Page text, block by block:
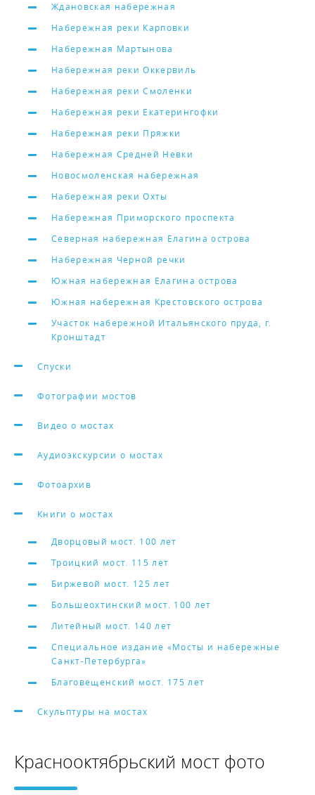
Ждановская набережная
Набережная реки Карповки
Набережная Мартынова
Набережная реки Оккервиль
Набережная реки Смоленки
Набережная реки Екатерингофки
Набережная реки Пряжки
Набережная Средней Невки
Новосмоленская набережная
Набережная реки Охты
Набережная Приморского проспекта
Северная набережная Елагина острова
Набережная Черной речки
Южная набережная Елагина острова
Южная набережная Крестовского острова
Участок набережной Итальянского пруда, г.
Кронштадт
Спуски
Фотографии мостов
Видео о мостах
Аудиоэкскурсии о мостах
Фотоархив
Книги о мостах
Дворцовый мост. 100 лет
Троицкий мост. 115 лет
Биржевой мост. 125 лет
Большеохтинский мост. 100 лет
Литейный мост. 140 лет
Специальное издание «Мосты и набережные
Санкт-Петербурга»
Благовещенский мост. 175 лет
Скульптуры на мостах
Краснооктябрьский мост фото